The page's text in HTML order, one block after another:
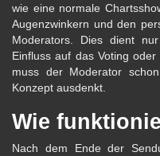
wie eine normale
Augenzwinkern und den
Moderators. Dies dient
Einfluss auf das Voting
muss der Moderator
Konzept ausdenkt.
Wie
Nach dem Ende der